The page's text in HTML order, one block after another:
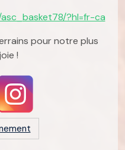
basket78/?hl=fr-ca
pour notre plus
!